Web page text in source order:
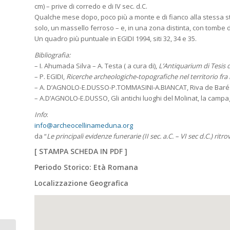
cm) – prive di corredo e di IV sec. d.C.
Qualche mese dopo, poco più a monte e di fianco alla
solo, un massello ferroso – e, in una zona distinta, con tombe
Un quadro più puntuale in EGIDI 1994, siti 32, 34 e 35.
Bibliografia:
– I. Ahumada Silva – A. Testa ( a cura di), L’Antiquarium di Tesis
– P. EGIDI, Ricerche archeologiche-topografiche nel territorio
– A. D’AGNOLO-E.DUSSO-P.TOMMASINI-A.BIANCAT, Riva
– A.D’AGNOLO-E.DUSSO, Gli antichi luoghi del Molinat, la
Info:
info@archeocellinameduna.org
da “Le principali evidenze funerarie (II sec. a.C. – VI sec d.C.)
[ STAMPA SCHEDA IN PDF ]
Periodo Storico: Età Romana
Localizzazione Geografica